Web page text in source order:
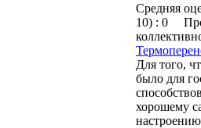
Средняя
10) : 0
Для того,
было для
хорошему